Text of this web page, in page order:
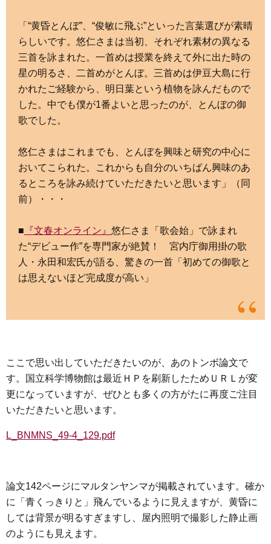
「“黄昏とんぼ”、“俊敏に飛ぶ”といった言葉選びが素晴
らしいです。悠仁さまは当初、それぞれ素材の異なる
三首を詠まれた。一首めは授業を終えて外に出た時の
星の明るさ、二首めがとんぼ。三首めは伊豆大島に行
かれたご経験から、明日葉という植物を詠んだもので
した。中でも僕が1番よいと思ったのが、とんぼの御
歌でした。
悠仁さまはこれまでも、とんぼを興味と研究の中心に
おいてこられた。これからも自分のいちばん興味のあ
るところを詠み続けていただきたいと思います」（同
前）・・・
■ 『文春オンライン』 悠仁さま「歌会始」で詠まれ
た“デビュー作”を専門家が絶賛！ 宮内庁御用掛の歌
人・永田和宏氏が語る、驚きの一首「初めての御歌と
は思えないほど完成度が高い」
ここで思い出していただきたいのが、あのトンボ論文で
す。国立科学博物館は最近ＨＰを刷新したためＵＲＬが変
更になっていますが、ぜひとも多くの方がたに再度ご注目
いただきたいと思います。
L_BNMNS_49-4_129.pdf
論文142ページにマルタンヤンマが掲載されています。確か
に「青くっきりと」飛んでいるように見えますが、黄昏に
しては背景が明るすぎますし、屋内照明で撮影した静止画
のようにも見えます。